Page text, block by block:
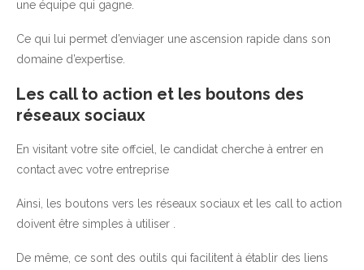
une équipe qui gagne.
Ce qui lui permet d’enviager une ascension rapide dans son
domaine d’expertise.
Les call to action et les boutons des
réseaux sociaux
En visitant votre site offciel, le candidat cherche à entrer en
contact avec votre entreprise
Ainsi, les boutons vers les réseaux sociaux et les call to action
doivent être simples à utiliser .
De même, ce sont des outils qui facilitent à établir des liens